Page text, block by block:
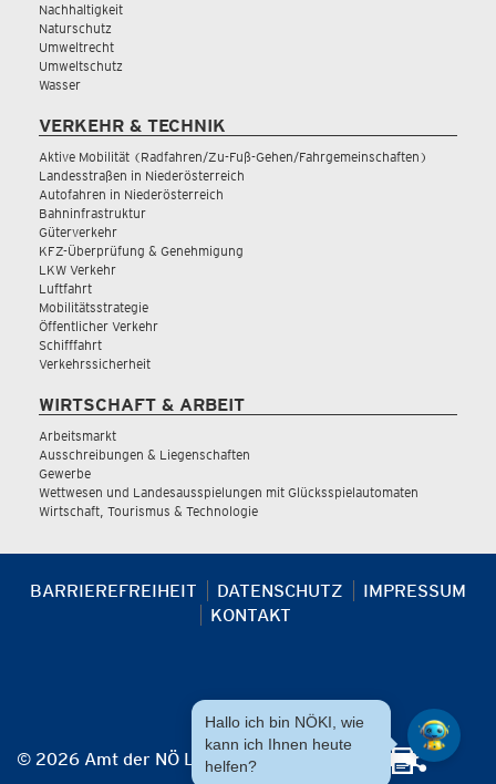
Nachhaltigkeit
Naturschutz
Umweltrecht
Umweltschutz
Wasser
VERKEHR & TECHNIK
Aktive Mobilität (Radfahren/Zu-Fuß-Gehen/Fahrgemeinschaften)
Landesstraßen in Niederösterreich
Autofahren in Niederösterreich
Bahninfrastruktur
Güterverkehr
KFZ-Überprüfung & Genehmigung
LKW Verkehr
Luftfahrt
Mobilitätsstrategie
Öffentlicher Verkehr
Schifffahrt
Verkehrssicherheit
WIRTSCHAFT & ARBEIT
Arbeitsmarkt
Ausschreibungen & Liegenschaften
Gewerbe
Wettwesen und Landesausspielungen mit Glücksspielautomaten
Wirtschaft, Tourismus & Technologie
BARRIEREFREIHEIT DATENSCHUTZ
IMPRESSUM
KONTAKT
© 2026 Amt der NÖ Landesregierung
Hallo ich bin NÖKI, wie
kann ich Ihnen heute
helfen?